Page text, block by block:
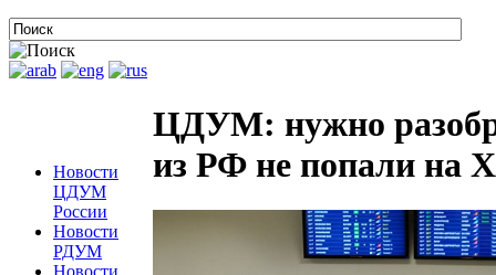
Новости
ЦДУМ
России
Новости
РДУМ
Новости
ЦДУМ: нужно
из РФ не попали на